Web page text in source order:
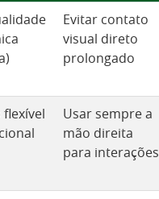
Evitar contato
visual direto
prolongado
flexível
Usar sempre a
mão direita
para interações